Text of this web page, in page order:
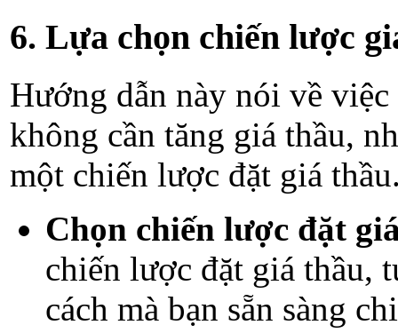
6. Lựa chọn chiến lược
Hướng dẫn này nói về
không cần tăng giá thầu,
một chiến lược đặt giá
Chọn chiến lược đặt
chiến lược đặt giá thầu,
cách mà bạn sẵn sàng